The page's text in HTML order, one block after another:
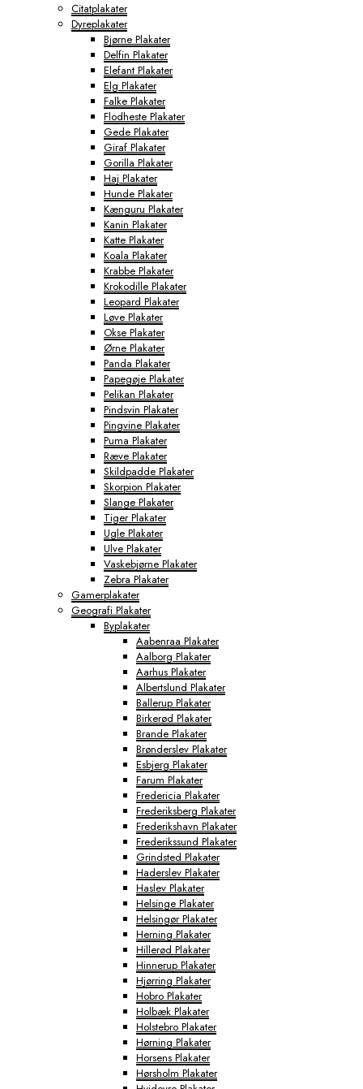
Citatplakater
Dyreplakater
Bjørne Plakater
Delfin Plakater
Elefant Plakater
Elg Plakater
Falke Plakater
Flodheste Plakater
Gede Plakater
Giraf Plakater
Gorilla Plakater
Haj Plakater
Hunde Plakater
Kænguru Plakater
Kanin Plakater
Katte Plakater
Koala Plakater
Krabbe Plakater
Krokodille Plakater
Leopard Plakater
Løve Plakater
Okse Plakater
Ørne Plakater
Panda Plakater
Papegøje Plakater
Pelikan Plakater
Pindsvin Plakater
Pingvine Plakater
Puma Plakater
Ræve Plakater
Skildpadde Plakater
Skorpion Plakater
Slange Plakater
Tiger Plakater
Ugle Plakater
Ulve Plakater
Vaskebjørne Plakater
Zebra Plakater
Gamerplakater
Geografi Plakater
Byplakater
Aabenraa Plakater
Aalborg Plakater
Aarhus Plakater
Albertslund Plakater
Ballerup Plakater
Birkerød Plakater
Brande Plakater
Brønderslev Plakater
Esbjerg Plakater
Farum Plakater
Fredericia Plakater
Frederiksberg Plakater
Frederikshavn Plakater
Frederikssund Plakater
Grindsted Plakater
Haderslev Plakater
Haslev Plakater
Helsinge Plakater
Helsingør Plakater
Herning Plakater
Hillerød Plakater
Hinnerup Plakater
Hjørring Plakater
Hobro Plakater
Holbæk Plakater
Holstebro Plakater
Hørning Plakater
Horsens Plakater
Hørsholm Plakater